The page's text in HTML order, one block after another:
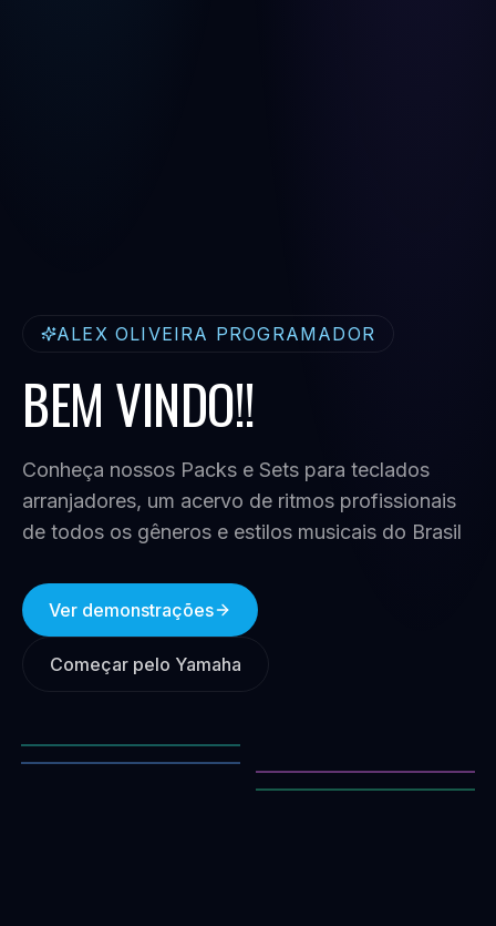
ALEX OLIVEIRA PROGRAMADOR
BEM VINDO!!
Conheça nossos Packs e Sets para teclados
arranjadores, um acervo de ritmos profissionais
de todos os gêneros e estilos musicais do Brasil
Ver demonstrações
Começar pelo Yamaha